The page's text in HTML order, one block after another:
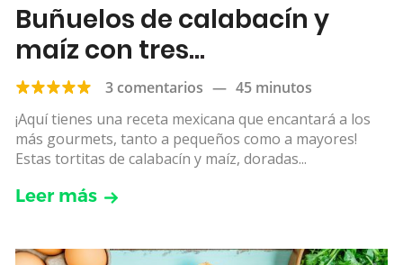
Buñuelos de calabacín y
maíz con tres
acompañamientos
3 comentarios — 45 minutos
¡Aquí tienes una receta mexicana que encantará a los
más gourmets, tanto a pequeños como a mayores!
Estas tortitas de calabacín y maíz, doradas...
Leer más